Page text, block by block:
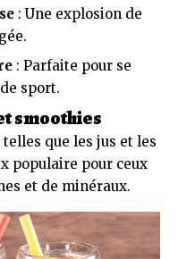
: Une explosion de
: Parfaite pour se
sport.
smoothies
telles que les jus et les
populaire pour ceux
et de minéraux.